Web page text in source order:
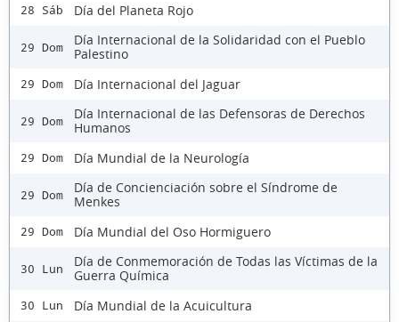
28 Sáb Día del Planeta Rojo
29 Dom
Día Internacional de la Solidaridad con el Pueblo
Palestino
29 Dom Día Internacional del Jaguar
29 Dom
Día Internacional de las Defensoras de Derechos
Humanos
29 Dom Día Mundial de la Neurología
29 Dom
Día de Concienciación sobre el Síndrome de
Menkes
29 Dom Día Mundial del Oso Hormiguero
30 Lun
Día de Conmemoración de Todas las Víctimas de la
Guerra Química
30 Lun Día Mundial de la Acuicultura